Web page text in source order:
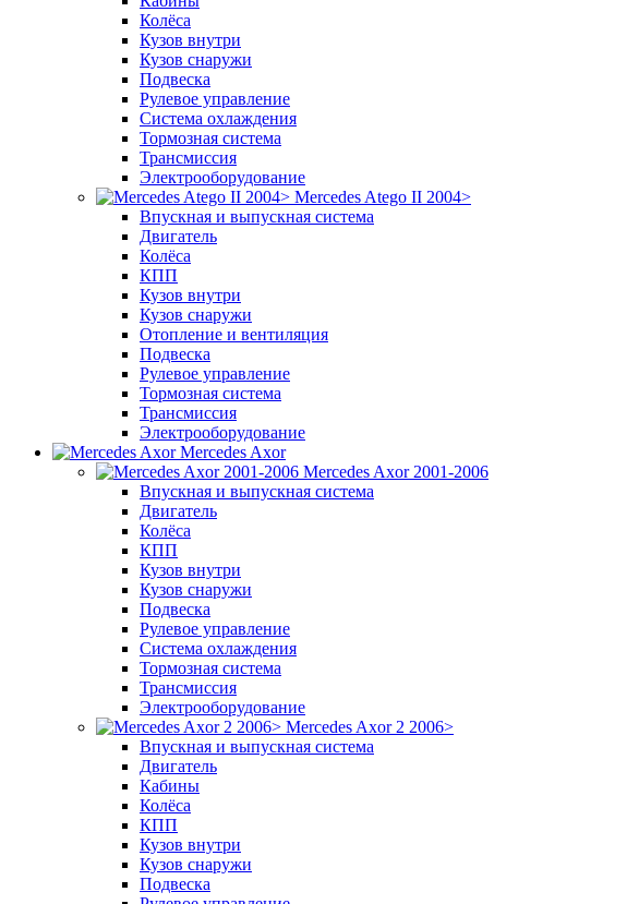
Колёса
Кузов внутри
Кузов снаружи
Подвеска
Рулевое управление
Система охлаждения
Тормозная система
Трансмиссия
Электрооборудование
Mercedes Atego II 2004>
Впускная и выпускная система
Двигатель
Колёса
КПП
Кузов внутри
Кузов снаружи
Отопление и вентиляция
Подвеска
Рулевое управление
Тормозная система
Трансмиссия
Электрооборудование
Mercedes Axor
Mercedes Axor 2001-2006
Впускная и выпускная система
Двигатель
Колёса
КПП
Кузов внутри
Кузов снаружи
Подвеска
Рулевое управление
Система охлаждения
Тормозная система
Трансмиссия
Электрооборудование
Mercedes Axor 2 2006>
Впускная и выпускная система
Двигатель
Кабины
Колёса
КПП
Кузов внутри
Кузов снаружи
Подвеска